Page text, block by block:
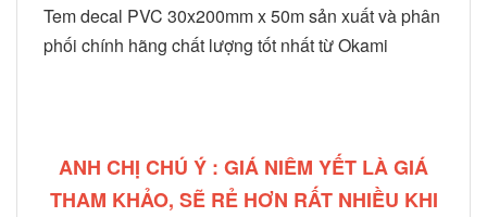
Tem decal PVC 30x200mm x 50m sản xuất và phân
phối chính hãng chất lượng tốt nhất từ Okami
ANH CHỊ CHÚ Ý : GIÁ NIÊM YẾT LÀ GIÁ
THAM KHẢO, SẼ RẺ HƠN RẤT NHIỀU KHI